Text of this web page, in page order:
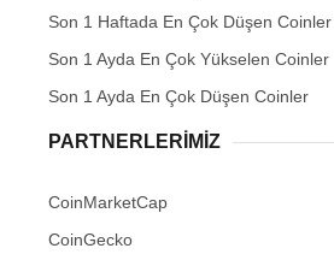
Son 1 Haftada En Çok Düşen Coinler
Son 1 Ayda En Çok Yükselen Coinler
Son 1 Ayda En Çok Düşen Coinler
PARTNERLERIMIZ
CoinMarketCap
CoinGecko